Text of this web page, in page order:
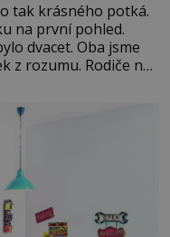
tak krásného potká.
na první pohled.
dvacet. Oba jsme
z rozumu. Rodiče nás
brzy jsme zjistili,